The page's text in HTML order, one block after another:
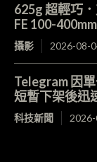
625g 超輕巧
FE 100-
攝影 2026-08-
Telegram 因
短暫下架後迅
科技新聞